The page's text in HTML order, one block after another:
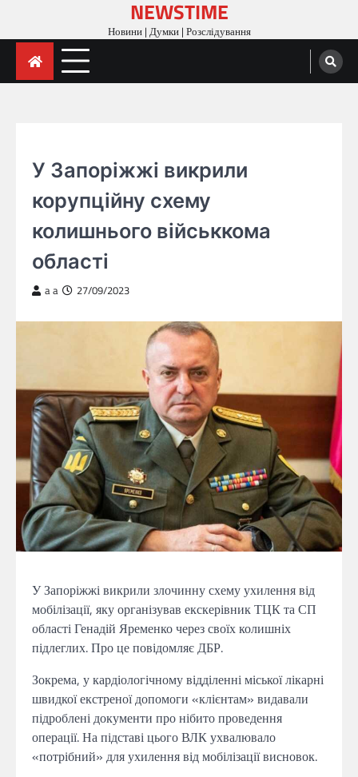
content
NEWSTIME
Новини | Думки | Розслідування
У Запоріжжі викрили
корупційну схему
колишнього військкома
області
a a 27/09/2023
У Запоріжжі викрили злочинну схему ухилення від
мобілізації, яку організував екскерівник ТЦК та СП
області Генадій Яременко через своїх колишніх
підлеглих. Про це повідомляє ДБР.
Зокрема, у кардіологічному відділенні міської лікарні
швидкої екстреної допомоги «клієнтам» видавали
підроблені документи про нібито проведення
операції. На підставі цього ВЛК ухвалювало
«потрібний» для ухилення від мобілізації висновок.